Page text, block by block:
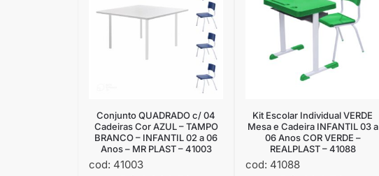
Conjunto QUADRADO c/ 04
Cadeiras Cor AZUL – TAMPO
BRANCO – INFANTIL 02 a 06
Anos – MR PLAST – 41003
cod: 41003
Kit Escolar Individual VERDE
Mesa e Cadeira INFANTIL 03 a
06 Anos COR VERDE –
REALPLAST – 41088
cod: 41088